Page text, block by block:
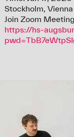
Stockholm, Vienna
Join Zoom Meeting
https://hs-